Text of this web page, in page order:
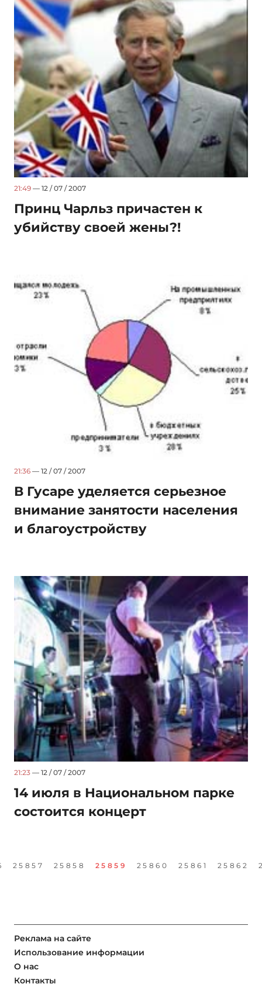
21:49 — 12 / 07 / 2007
Принц Чарльз причастен к
убийству своей жены?!
21:36 — 12 / 07 / 2007
В Гусаре уделяется серьезное
внимание занятости населения
и благоустройству
21:23 — 12 / 07 / 2007
14 июля в Национальном парке
состоится концерт
25857 25858 25859 25860 25861 25862
Реклама на сайте
Использование информации
О нас
Контакты